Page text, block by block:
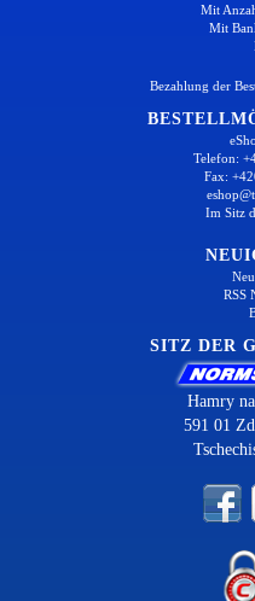
Mit
Mit
Bezahlung der
Telefon:
Fax:
Im Sitz
RSS
SITZ DER
Hamry
591 01